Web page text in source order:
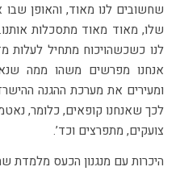
שחשובים לנו מאוד, והאופן
שלו, מאוד מאוד מתסכלות
לנו כשכשהויכוח מתחיל לעלות
אנחנו מפרשים משהו ממה
ומעירים את מערכת ההגנה
לכך שאנחנו קופאים, כלומר,
צועקים, מתפרצים וכד’.
היכרות עם מנגנון הכעס מלמדת